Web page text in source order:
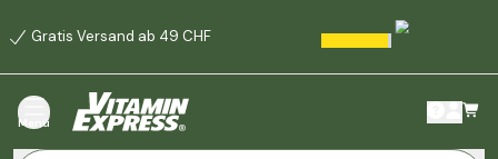
Gratis Versand ab 49 CHF
Menü